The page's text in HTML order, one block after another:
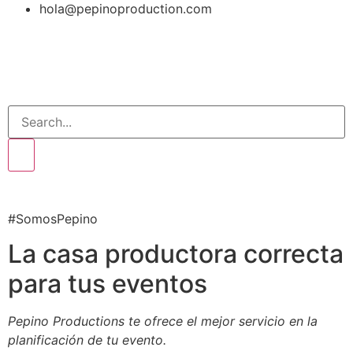
hola@pepinoproduction.com
#SomosPepino
La casa productora correcta
para tus eventos
Pepino Productions te ofrece el mejor servicio en la
planificación de tu evento.